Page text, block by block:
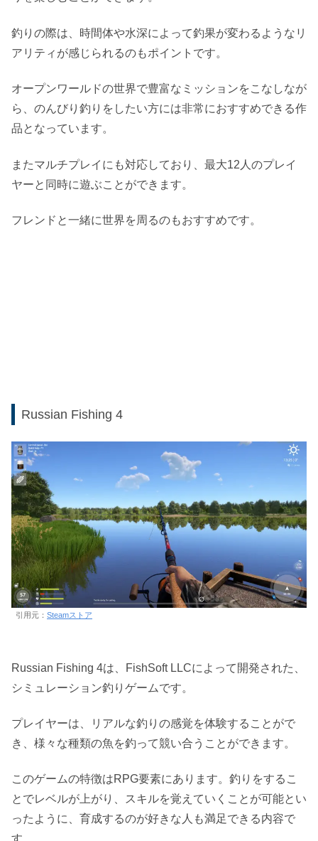
釣りの際は、時間体や水深によって釣果が変わるようなリ
アリティが感じられるのもポイントです。
オープンワールドの世界で豊富なミッションをこなしなが
ら、のんびり釣りをしたい方には非常におすすめできる作
品となっています。
またマルチプレイにも対応しており、最大12人のプレイ
ヤーと同時に遊ぶことができます。
フレンドと一緒に世界を周るのもおすすめです。
Russian Fishing 4
引用元： Steamストア
Russian Fishing 4は、FishSoft LLCによって開発された、
シミュレーション釣りゲームです。
プレイヤーは、リアルな釣りの感覚を体験することがで
き、様々な種類の魚を釣って競い合うことができます。
このゲームの特徴はRPG要素にあります。釣りをするこ
とでレベルが上がり、スキルを覚えていくことが可能とい
ったように、育成するのが好きな人も満足できる内容で